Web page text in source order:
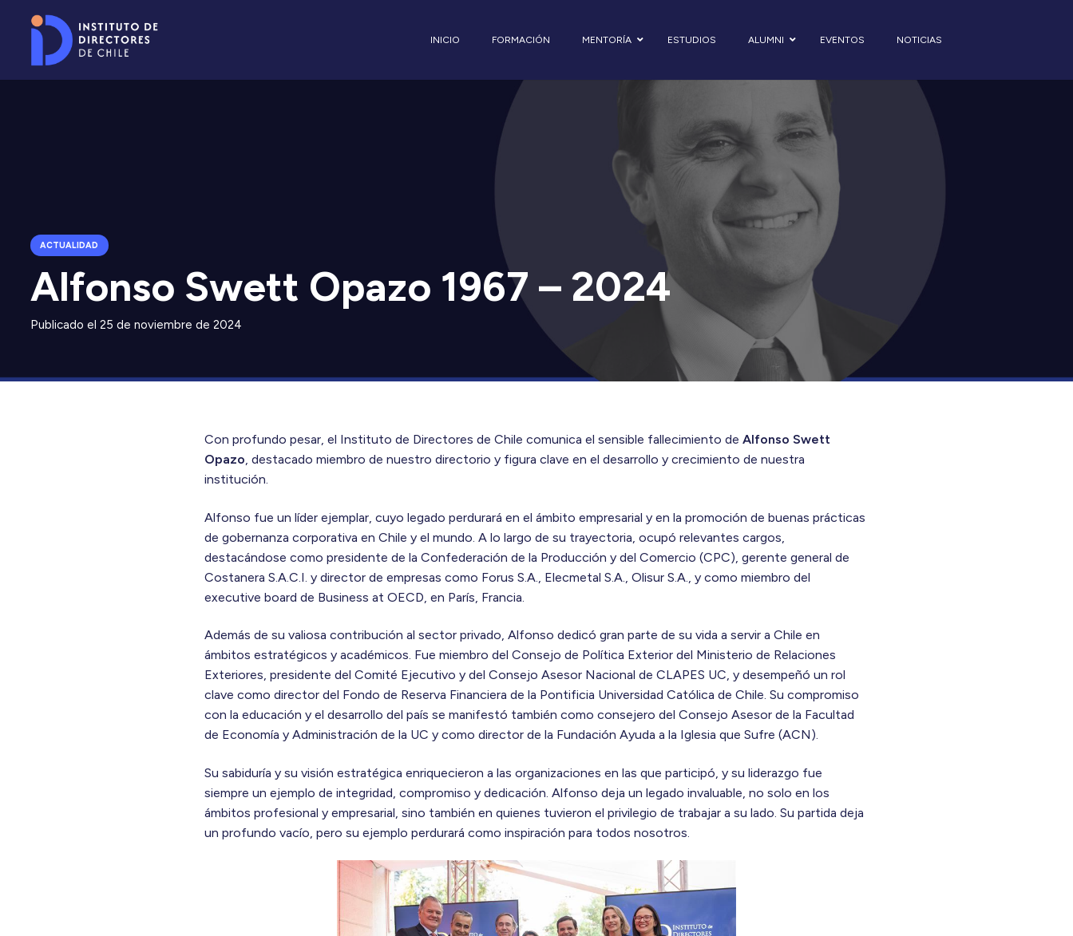
INICIO FORMACIÓN MENTORÍA ESTUDIOS ALUMNI EVENTOS NOTICIAS
ACTUALIDAD
Alfonso Swett Opazo 1967 – 2024
Publicado el 25 de noviembre de 2024
Con profundo pesar, el Instituto de Directores de Chile comunica el sensible fallecimiento deAlfonso Swett
Opazo, destacado miembro de nuestro directorio y figura clave en el desarrollo y crecimiento de nuestra
institución.
Alfonso fue un líder ejemplar, cuyo legado perdurará en el ámbito empresarial y en la promoción de buenas prácticas
de gobernanza corporativa en Chile y el mundo. A lo largo de su trayectoria, ocupó relevantes cargos,
destacándose como presidente de la Confederación de la Producción y del Comercio (CPC), gerente general de
Costanera S.A.C.I. y director de empresas como Forus S.A., Elecmetal S.A., Olisur S.A., y como miembro del
executive board de Business at OECD, en París, Francia.
Además de su valiosa contribución al sector privado, Alfonso dedicó gran parte de su vida a servir a Chile en
ámbitos estratégicos y académicos. Fue miembro del Consejo de Política Exterior del Ministerio de Relaciones
Exteriores, presidente del Comité Ejecutivo y del Consejo Asesor Nacional de CLAPES UC, y desempeñó un rol
clave como director del Fondo de Reserva Financiera de la Pontificia Universidad Católica de Chile. Su compromiso
con la educación y el desarrollo del país se manifestó también como consejero del Consejo Asesor de la Facultad
de Economía y Administración de la UC y como director de la Fundación Ayuda a la Iglesia que Sufre (ACN).
Su sabiduría y su visión estratégica enriquecieron a las organizaciones en las que participó, y su liderazgo fue
siempre un ejemplo de integridad, compromiso y dedicación. Alfonso deja un legado invaluable, no solo en los
ámbitos profesional y empresarial, sino también en quienes tuvieron el privilegio de trabajar a su lado. Su partida deja
un profundo vacío, pero su ejemplo perdurará como inspiración para todos nosotros.